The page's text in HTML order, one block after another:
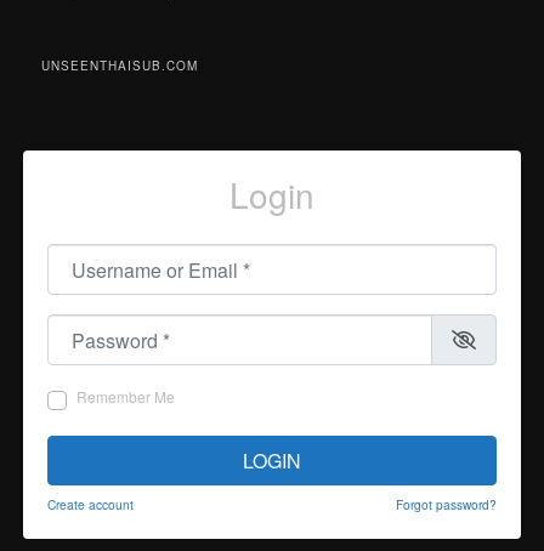
UNSEENTHAISUB.COM
Login
Username or Email
Password
Remember Me
LOGIN
Create account Forgot password?